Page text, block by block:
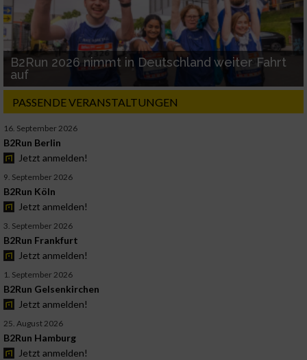
B2Run 2026 nimmt in Deutschland weiter Fahrt
auf
PASSENDE VERANSTALTUNGEN
16. September 2026
B2Run Berlin
Jetzt anmelden!
9. September 2026
B2Run Köln
Jetzt anmelden!
3. September 2026
B2Run Frankfurt
Jetzt anmelden!
1. September 2026
B2Run Gelsenkirchen
Jetzt anmelden!
25. August 2026
B2Run Hamburg
Jetzt anmelden!